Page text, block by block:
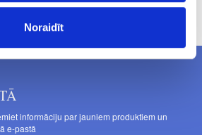
Noraidīt
informāciju par jauniem produktiem un
e-pastā